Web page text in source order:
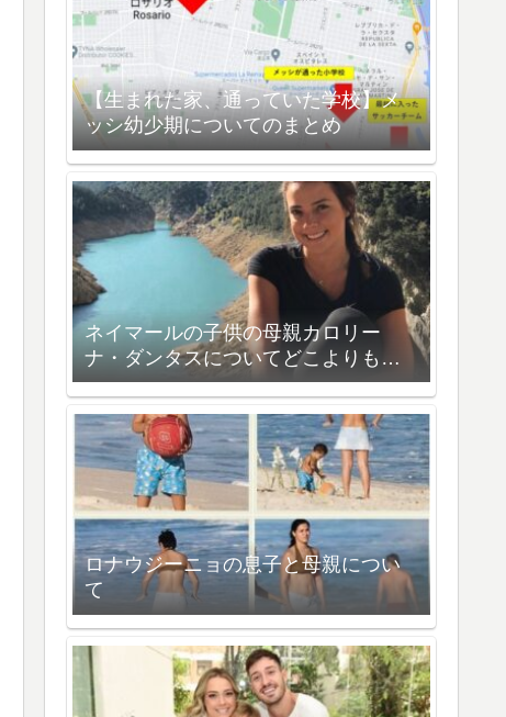
【生まれた家、通っていた学校】メ
ッシ幼少期についてのまとめ
ネイマールの子供の母親カロリー
ナ・ダンタスについてどこよりも詳
しく解説
ロナウジーニョの息子と母親につい
て